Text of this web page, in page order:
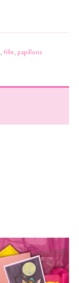
, fille, papillons